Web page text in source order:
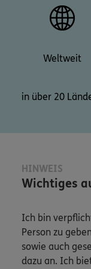
Weltweit
in über 20
HINWEIS
Wichtiges
Ich bin
Person zu
sowie auch
dazu an. Ich